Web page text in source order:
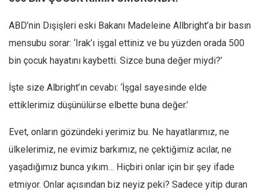
Abir E. Nahas
Amina S. Jenenkovic
Bağdagül Öz
Esra Elönü
» Yazar arşivi
Bu Sayı
Tüm Sayılar
Kategoriler
Kültür Sanat
Kitap
ABD’nin Dışişleri eski Bakanı Madeleine Allbright’a bir basın
mensubu sorar: ‘Irak’ı işgal ettiniz ve bu yüzden orada 500
bin çocuk hayatını kaybetti. Sizce buna değer miydi?’
İşte size Albright’ın cevabı: ‘İşgal sayesinde elde
ettiklerimiz düşünülürse elbette buna değer.’
Evet, onların gözündeki yerimiz bu. Ne hayatlarımız, ne
ülkelerimiz, ne evimiz barkımız, ne çektiğimiz acılar, ne
yaşadığımız bunca yıkım… Hiçbiri onlar için bir şey ifade
etmiyor. Onlar açısından biz neyiz peki? Sadece yitip duran